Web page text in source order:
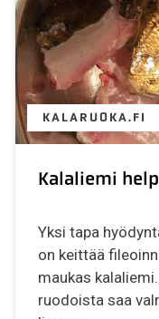
KALARUOKA.FI
Kalaliemi
Yksi tapa
on keittää
maukas
ruodoista saa